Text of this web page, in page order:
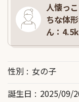
人懐っ
ちな体
ん：
性別
女の子
誕生日
2025/09/